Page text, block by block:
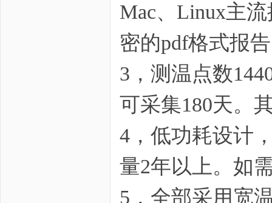
Mac、Linux主
密的pdf格式报
3，测温点数
可采集180天。
4，低功耗设计
量2年以上。如
5，全部采用宽